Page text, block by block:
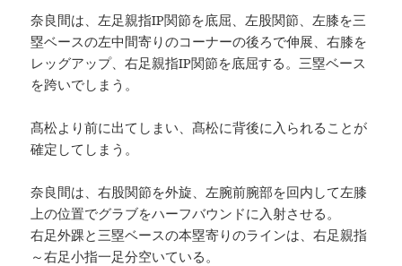
奈良間は、左足親指IP関節を底屈、左股関節、左膝を三
塁ベースの左中間寄りのコーナーの後ろで伸展、右膝を
レッグアップ、右足親指IP関節を底屈する。三塁ベース
を跨いでしまう。
髙松より前に出てしまい、髙松に背後に入られることが
確定してしまう。
奈良間は、右股関節を外旋、左腕前腕部を回内して左膝
上の位置でグラブをハーフバウンドに入射させる。
右足外踝と三塁ベースの本塁寄りのラインは、右足親指
～右足小指一足分空いている。